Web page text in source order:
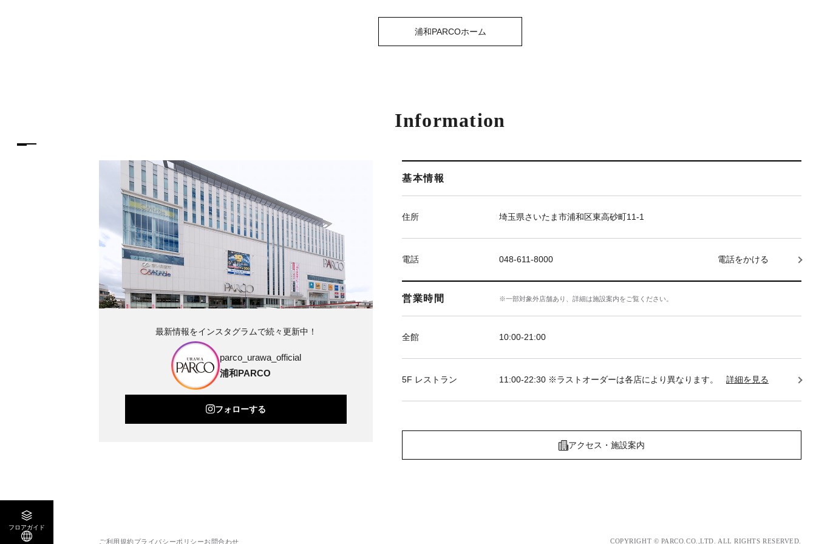
フロアガイド
浦和PARCOホーム
Information
基本情報
住所 埼玉県さいたま市浦和区東高砂町11-1
電話 048-611-8000 電話をかける
営業時間 ※一部対象外店舗あり、詳細は施設案内をご覧ください。
全館 10:00‐21:00
5F レストラン 11:00-22:30 ※ラストオーダーは各店により異なります。 詳細を見る
アクセス・施設案内
最新情報をインスタグラムで続々更新中！
parco_urawa_official
浦和PARCO
フォローする
ご利用規約プライバシーポリシーお問合わせ COPYRIGHT © PARCO.CO.,LTD. ALL RIGHTS RESERVED.